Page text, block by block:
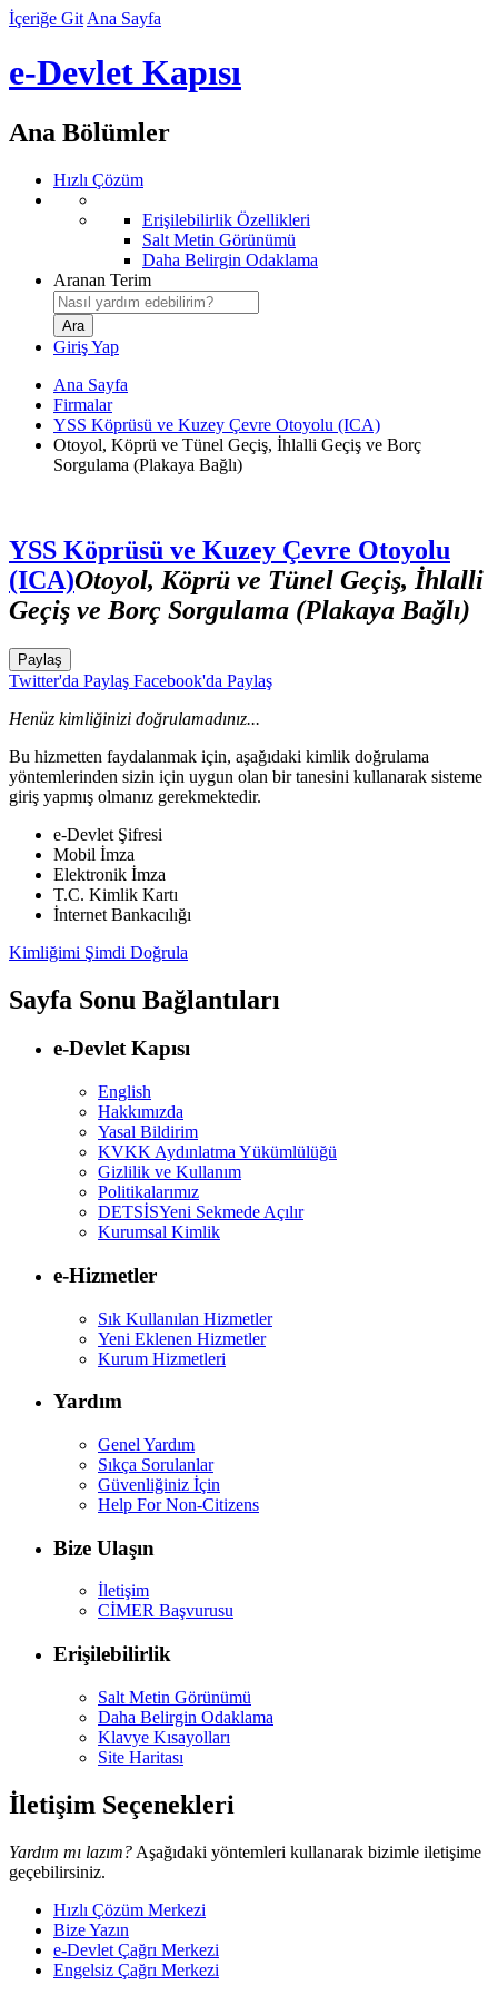
İçeriğe Git Ana Sayfa
e-Devlet Kapısı
Ana Bölümler
Hızlı Çözüm
Erişilebilirlik Özellikleri
Salt Metin Görünümü
Daha Belirgin Odaklama
Aranan Terim
Giriş Yap
Ana Sayfa
Firmalar
YSS Köprüsü ve Kuzey Çevre Otoyolu (ICA)
Otoyol, Köprü ve Tünel Geçiş, İhlalli Geçiş ve Borç
Sorgulama (Plakaya Bağlı)
YSS Köprüsü ve Kuzey Çevre Otoyolu
(ICA)Otoyol, Köprü ve Tünel Geçiş, İhlalli
Geçiş ve Borç Sorgulama (Plakaya Bağlı)
Paylaş
Twitter'da Paylaş Facebook'da Paylaş
Henüz kimliğinizi doğrulamadınız...
Bu hizmetten faydalanmak için, aşağıdaki kimlik doğrulama
yöntemlerinden sizin için uygun olan bir tanesini kullanarak sisteme
giriş yapmış olmanız gerekmektedir.
e-Devlet Şifresi
Mobil İmza
Elektronik İmza
T.C. Kimlik Kartı
İnternet Bankacılığı
Kimliğimi Şimdi Doğrula
Sayfa Sonu Bağlantıları
e-Devlet Kapısı
English
Hakkımızda
Yasal Bildirim
KVKK Aydınlatma Yükümlülüğü
Gizlilik ve Kullanım
Politikalarımız
DETSİSYeni Sekmede Açılır
Kurumsal Kimlik
e-Hizmetler
Sık Kullanılan Hizmetler
Yeni Eklenen Hizmetler
Kurum Hizmetleri
Yardım
Genel Yardım
Sıkça Sorulanlar
Güvenliğiniz İçin
Help For Non-Citizens
Bize Ulaşın
İletişim
CİMER Başvurusu
Erişilebilirlik
Salt Metin Görünümü
Daha Belirgin Odaklama
Klavye Kısayolları
Site Haritası
İletişim Seçenekleri
Yardım mı lazım? Aşağıdaki yöntemleri kullanarak bizimle iletişime
geçebilirsiniz.
Hızlı Çözüm Merkezi
Bize Yazın
e-Devlet Çağrı Merkezi
Engelsiz Çağrı Merkezi